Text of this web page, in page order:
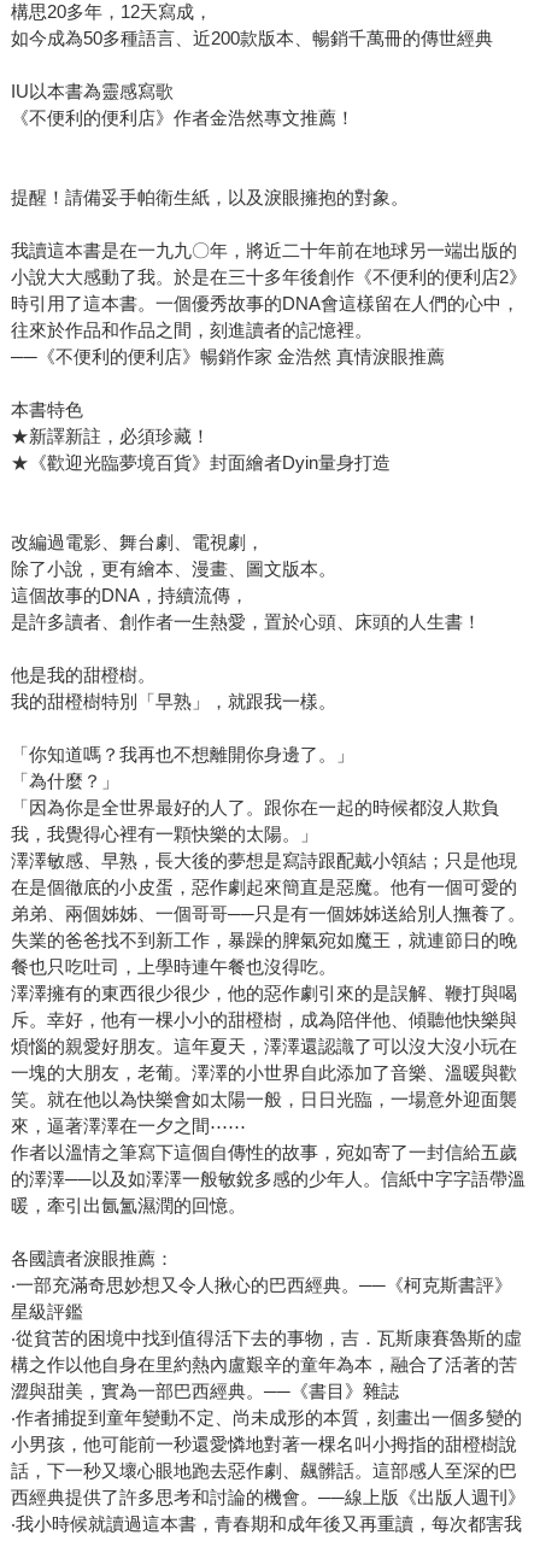
構思20多年，12天寫成，
如今成為50多種語言、近200款版本、暢銷千萬冊的傳世經典
IU以本書為靈感寫歌
《不便利的便利店》作者金浩然專文推薦！
提醒！請備妥手帕衛生紙，以及淚眼擁抱的對象。
我讀這本書是在一九九〇年，將近二十年前在地球另一端出版的
小說大大感動了我。於是在三十多年後創作《不便利的便利店2》
時引用了這本書。一個優秀故事的DNA會這樣留在人們的心中，
往來於作品和作品之間，刻進讀者的記憶裡。
──《不便利的便利店》暢銷作家 金浩然 真情淚眼推薦
本書特色
★新譯新註，必須珍藏！
★《歡迎光臨夢境百貨》封面繪者Dyin量身打造
改編過電影、舞台劇、電視劇，
除了小說，更有繪本、漫畫、圖文版本。
這個故事的DNA，持續流傳，
是許多讀者、創作者一生熱愛，置於心頭、床頭的人生書！
他是我的甜橙樹。
我的甜橙樹特別「早熟」，就跟我一樣。
「你知道嗎？我再也不想離開你身邊了。」
「為什麼？」
「因為你是全世界最好的人了。跟你在一起的時候都沒人欺負
我，我覺得心裡有一顆快樂的太陽。」
澤澤敏感、早熟，長大後的夢想是寫詩跟配戴小領結；只是他現
在是個徹底的小皮蛋，惡作劇起來簡直是惡魔。他有一個可愛的
弟弟、兩個姊姊、一個哥哥──只是有一個姊姊送給別人撫養了。
失業的爸爸找不到新工作，暴躁的脾氣宛如魔王，就連節日的晚
餐也只吃吐司，上學時連午餐也沒得吃。
澤澤擁有的東西很少很少，他的惡作劇引來的是誤解、鞭打與喝
斥。幸好，他有一棵小小的甜橙樹，成為陪伴他、傾聽他快樂與
煩惱的親愛好朋友。這年夏天，澤澤還認識了可以沒大沒小玩在
一塊的大朋友，老葡。澤澤的小世界自此添加了音樂、溫暖與歡
笑。就在他以為快樂會如太陽一般，日日光臨，一場意外迎面襲
來，逼著澤澤在一夕之間⋯⋯
作者以溫情之筆寫下這個自傳性的故事，宛如寄了一封信給五歲
的澤澤──以及如澤澤一般敏銳多感的少年人。信紙中字字語帶溫
暖，牽引出氤氳濕潤的回憶。
各國讀者淚眼推薦：
‧一部充滿奇思妙想又令人揪心的巴西經典。──《柯克斯書評》
星級評鑑
‧從貧苦的困境中找到值得活下去的事物，吉．瓦斯康賽魯斯的虛
構之作以他自身在里約熱內盧艱辛的童年為本，融合了活著的苦
澀與甜美，實為一部巴西經典。──《書目》雜誌
‧作者捕捉到童年變動不定、尚未成形的本質，刻畫出一個多變的
小男孩，他可能前一秒還愛憐地對著一棵名叫小拇指的甜橙樹說
話，下一秒又壞心眼地跑去惡作劇、飆髒話。這部感人至深的巴
西經典提供了許多思考和討論的機會。──線上版《出版人週刊》
‧我小時候就讀過這本書，青春期和成年後又再重讀，每次都害我